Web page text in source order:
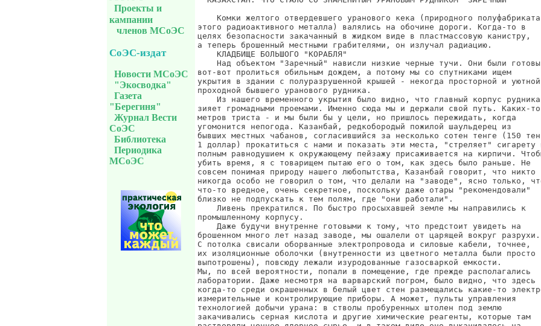
Проекты и
кампании
членов МСоЭС
СоЭС-издат
Новости МСоЭС
"Экосводка"
Газета
"Берегиня"
Журнал Вести
СоЭС
Библиотека
Периодика
МСоЭС
    Комки желтого отвердевшего уранового кека (природного полуфабриката
этого радиоактивного металла) валялись на обочине дороги. Когда-то в
целях безопасности закачанный в жидком виде в пластмассовую канистру,
а теперь брошенный местными грабителями, он излучал радиацию.
    КЛАДБИЩЕ БОЛЬШОГО "КОРАБЛЯ"
    Над объектом "Заречный" нависли низкие черные тучи. Они были готовы
вот-вот пролиться обильным дождем, а потому мы со спутниками ищем
укрытия в здании с полуразрушенной крышей - некогда просторной и уютной
проходной бывшего уранового рудника.
    Из нашего временного укрытия было видно, что главный корпус рудника
зияет громадными проемами. Именно сюда мы и держали свой путь. Каких-то
метров триста - и мы были бы у цели, но пришлось пережидать, когда
угомонится непогода. Казанбай, редкобородый пожилой шаульдерец из
бывших местных чабанов, согласившийся за несколько сотен тенге (150
1 доллар) прокатиться с нами и показать эти места, "стреляет" сигарету
полным равнодушием к окружающему пейзажу присаживается на кирпичи.
убить время, я с товарищем пытаю его о том, как здесь было раньше. Не
совсем понимая природу нашего любопытства, Казанбай говорит, что никто
никогда особо не говорил о том, что делали на "заводе", ясно только,
что-то вредное, очень секретное, поскольку даже отары "рекомендовали"
близко не подпускать к тем полям, где "они работали".
    Ливень прекратился. По быстро просыхавшей земле мы направились к
промышленному корпусу.
    Даже будучи внутренне готовыми к тому, что предстоит увидеть на
брошенном много лет назад заводе, мы ошалели от царящей вокруг разрухи.
С потолка свисали оборванные электропровода и силовые кабели, точнее,
их изоляционные оболочки (внутренности из цветного металла были просто
выпотрошены), повсюду лежали изуродованные газосваркой емкости.
Мы, по всей вероятности, попали в помещение, где прежде располагались
лаборатории. Даже несмотря на варварский погром, было видно, что здесь
когда-то среди окрашенных в белый цвет стен размещались какие-то
измерительные и контролирующие приборы. А может, пульты управления
технологией добычи урана: в стволы пробуренных штолен под землю
закачивались серная кислота и другие химические реагенты, которые там